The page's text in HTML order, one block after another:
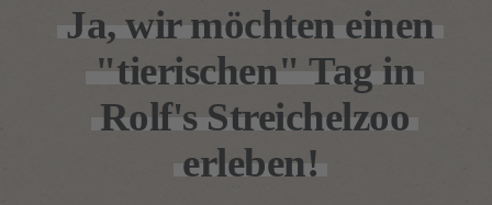
Ja, wir möchten einen
"tierischen" Tag in
Rolf's Streichelzoo
erleben!